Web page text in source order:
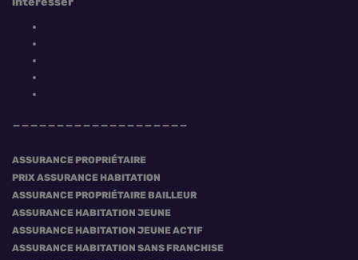
ASSURANCE PROPRIÉTAIRE
PRIX ASSURANCE HABITATION
ASSURANCE PROPRIÉTAIRE BAILLEUR
ASSURANCE HABITATION JEUNE
ASSURANCE HABITATION JEUNE ACTIF
ASSURANCE HABITATION SANS FRANCHISE